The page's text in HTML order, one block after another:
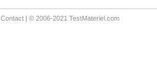
Contact | © 2006-2021 TestMateriel.com